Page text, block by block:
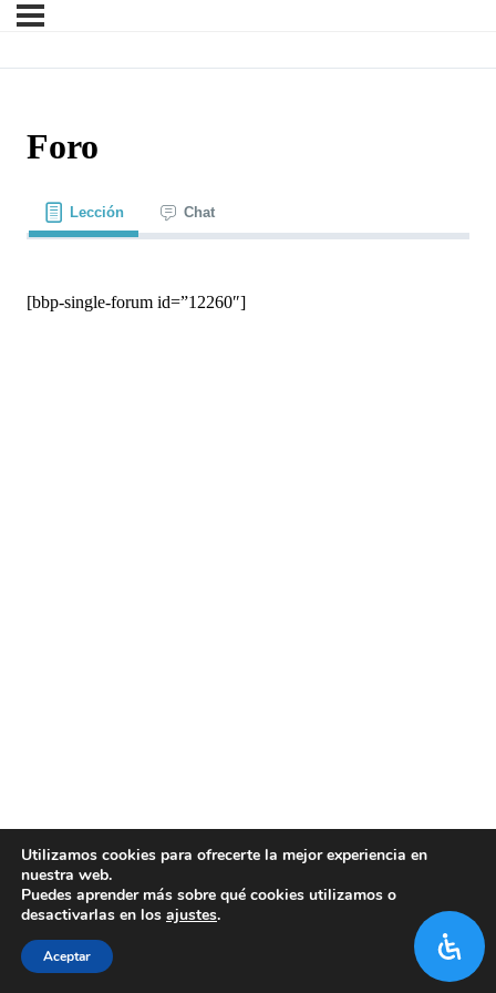
Foro
Lección Chat
[bbp-single-forum id=”12260″]
Utilizamos cookies para ofrecerte la mejor experiencia en
nuestra web.
Puedes aprender más sobre qué cookies utilizamos o
desactivarlas en los ajustes.
Aceptar